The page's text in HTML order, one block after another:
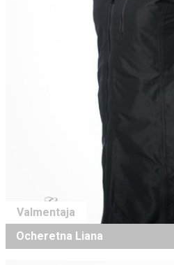
Valmentaja
Ocheretna Liana